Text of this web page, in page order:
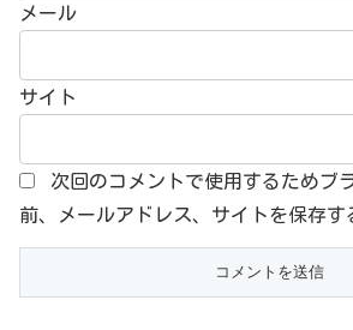
メール
サイト
次回のコメントで使用するためブ
前、メールアドレス、サイトを保存す